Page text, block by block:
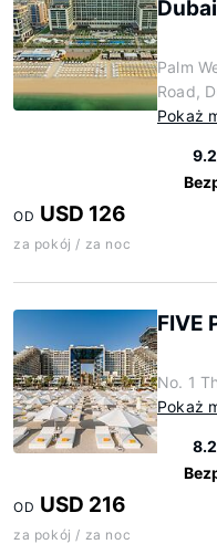
Dubai
Palm
Road,
Pokaż
OD USD 126
za pokój / za noc
FIVE
No. 1
Pokaż
OD USD 216
za pokój / za noc